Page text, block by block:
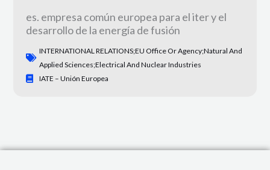
es. empresa común europea para el iter y el
desarrollo de la energía de fusión
INTERNATIONAL RELATIONS;EU Office Or Agency;natural And
Applied Sciences;electrical And Nuclear Industries
IATE – Unión Europea